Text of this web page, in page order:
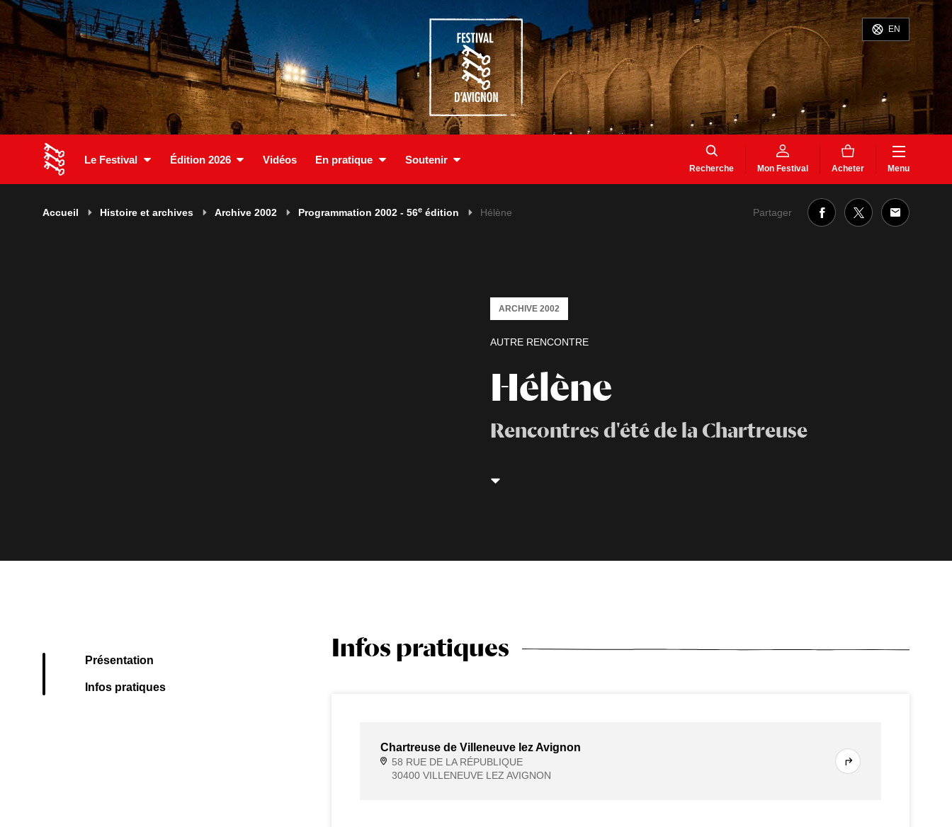
EN
Le Festival Édition 2026 Vidéos En pratique Soutenir
Recherche Mon Festival Acheter Menu
Accueil Histoire et archives Archive 2002 Programmation 2002 - 56e édition Hélène Partager
Hélène
Rencontres d'été de la Chartreuse
AUTRE RENCONTRE
ARCHIVE 2002
Présentation
Infos pratiques
Infos pratiques
Chartreuse de Villeneuve lez Avignon
58 RUE DE LA RÉPUBLIQUE
30400 VILLENEUVE LEZ AVIGNON